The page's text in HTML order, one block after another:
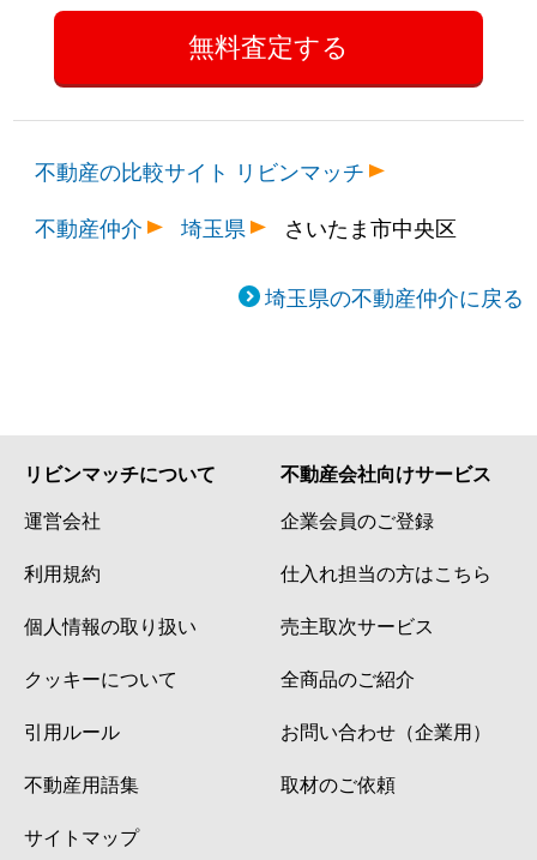
不動産の比較サイト リビンマッチ
不動産仲介
埼玉県 さいたま市中央区
埼玉県の不動産仲介に戻る
リビンマッチについて
運営会社
利用規約
個人情報の取り扱い
クッキーについて
引用ルール
不動産用語集
サイトマップ
不動産会社向けサービス
企業会員のご登録
仕入れ担当の方はこちら
売主取次サービス
全商品のご紹介
お問い合わせ（企業用）
取材のご依頼